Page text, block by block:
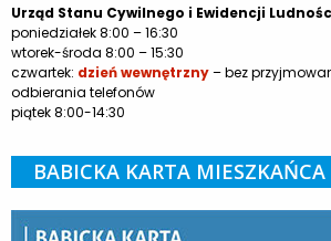
Urząd Stanu Cywilnego i Ewidencji
poniedziałek 8:00 – 16:30
wtorek-środa 8:00 – 15:30
czwartek: dzień wewnętrzny– bez
odbierania telefonów
piątek 8:00-14:30
BABICKA KARTA MIESZKAŃCA